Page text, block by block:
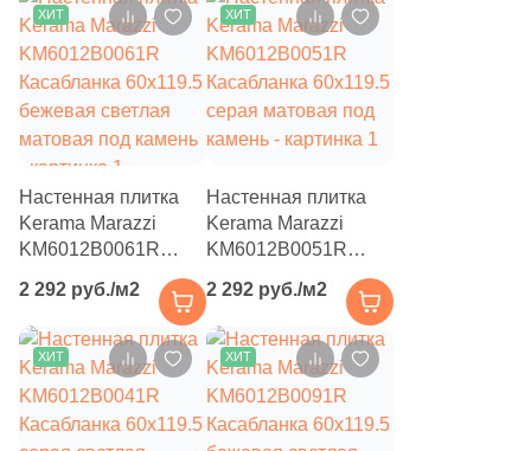
Fondovalle (35)
Fusure Ceramic (15
GIGA-Line (44)
Gala (1)
Gambini (76)
Gardenia Orchidea ( 29)
Gayafores (151 )
Geotiles (142)
Global Tile ( 583)
Globus Ceramica (10)
под камень
структурированная
под камень
ХИТ
Настенная плитка
Kerama Marazzi
KM6012B0061R
Касабланка 60x119.5
бежевая светлая
матовая под камень
2 292 руб./м2
ХИТ
Настенная плитка
Kerama Marazzi
KM6012B0051R
Касабланка 60x119.5
серая матовая под
камень
2 292 руб./м2
ХИТ ХИТ